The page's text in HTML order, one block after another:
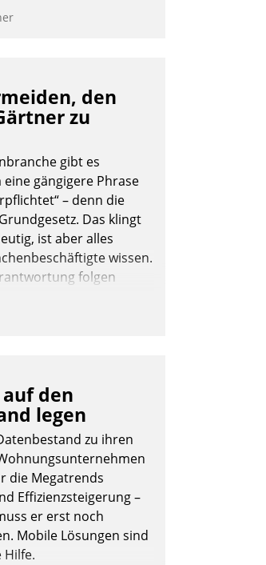
den
zu
gibt es
gängigere Phrase
– denn die
Das klingt
ist aber alles
wissen.
folgen
den
legen
zu ihren
die Megatrends
Effizienzsteigerung –
er erst noch
Mobile Lösungen sind
Hilfe.